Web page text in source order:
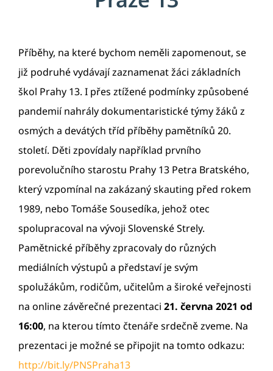
Příběhy, na které bychom neměli zapomenout, se
již podruhé vydávají zaznamenat žáci základních
škol Prahy 13. I přes ztížené podmínky způsobené
pandemií nahrály dokumentaristické týmy žáků z
osmých a devátých tříd příběhy pamětníků 20.
století. Děti zpovídaly například prvního
porevolučního starostu Prahy 13 Petra Bratského,
který vzpomínal na zakázaný skauting před rokem
1989, nebo Tomáše Sousedíka, jehož otec
spolupracoval na vývoji Slovenské Strely.
Pamětnické příběhy zpracovaly do různých
mediálních výstupů a představí je svým
spolužákům, rodičům, učitelům a široké veřejnosti
na online závěrečné prezentaci 21. června 2021 od
16:00, na kterou tímto čtenáře srdečně zveme. Na
prezentaci je možné se připojit na tomto odkazu:
http://bit.ly/PNSPraha13